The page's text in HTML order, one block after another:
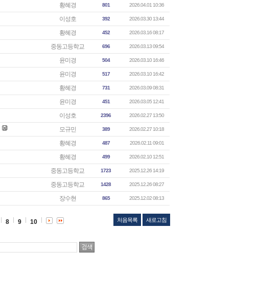
황혜경 801 2026.04.01 10:36
이성호 392 2026.03.30 13:44
황혜경 452 2026.03.16 08:17
중동고등학교 696 2026.03.13 09:54
윤미경 504 2026.03.10 16:46
윤미경 517 2026.03.10 16:42
황혜경 731 2026.03.09 08:31
윤미경 451 2026.03.05 12:41
이성호 2396 2026.02.27 13:50
모규민 389 2026.02.27 10:18
황혜경 487 2026.02.11 09:01
황혜경 499 2026.02.10 12:51
중동고등학교 1723 2025.12.26 14:19
중동고등학교 1428 2025.12.26 08:27
장수현 865 2025.12.02 08:13
처음목록 새로고침
8 9 10